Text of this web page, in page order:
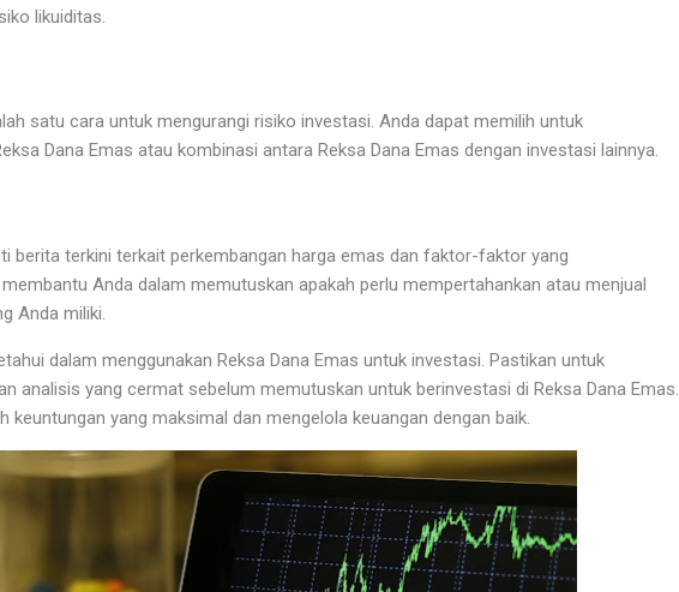
likuiditas.
satu cara untuk mengurangi risiko investasi. Anda dapat memilih untuk
Dana Emas atau kombinasi antara Reksa Dana Emas dengan investasi lainnya.
berita terkini terkait perkembangan harga emas dan faktor-faktor yang
Anda dalam memutuskan apakah perlu mempertahankan atau menjual
Anda miliki.
dalam menggunakan Reksa Dana Emas untuk investasi. Pastikan untuk
analisis yang cermat sebelum memutuskan untuk berinvestasi di Reksa Dana Emas.
keuntungan yang maksimal dan mengelola keuangan dengan baik.